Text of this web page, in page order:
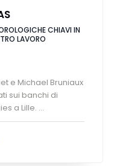
CHIAVI IN
LAVORO
e Michael Bruniaux
sui banchi di
a Lille. ...